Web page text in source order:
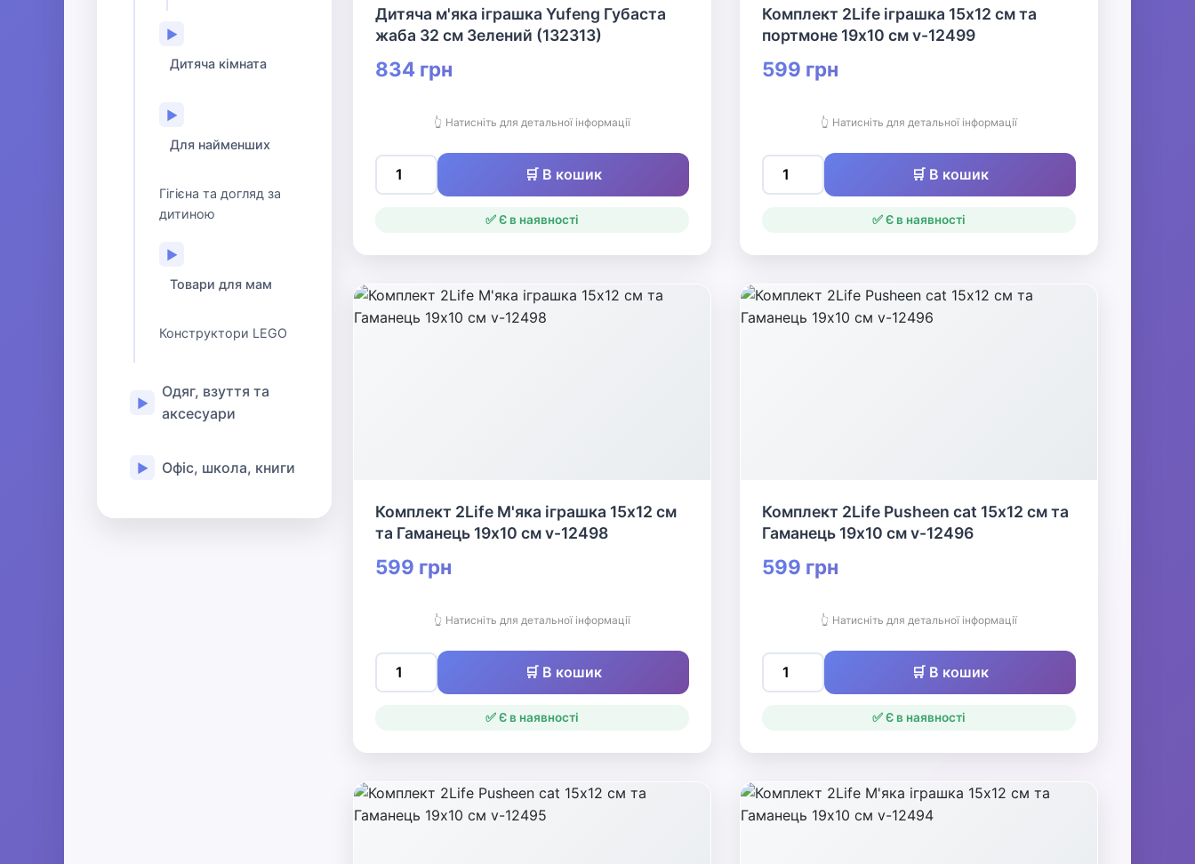
▶
Дитяча кімната
▶
Для найменших
Гігієна та догляд за
дитиною
▶
Товари для мам
Конструктори LEGO
▶
Одяг, взуття та
аксесуари
▶ Офіс, школа, книги
Дитяча м'яка іграшка Yufeng Губаста
жаба 32 см Зелений (132313)
834 грн
👆 Натисніть для детальної інформації
🛒 В кошик
✅ Є в наявності
Комплект 2Life іграшка 15х12 см та
портмоне 19х10 см v-12499
599 грн
👆 Натисніть для детальної інформації
🛒 В кошик
✅ Є в наявності
Комплект 2Life М'яка іграшка 15х12 см
та Гаманець 19х10 см v-12498
599 грн
👆 Натисніть для детальної інформації
🛒 В кошик
✅ Є в наявності
Комплект 2Life Pusheen cat 15х12 см та
Гаманець 19х10 см v-12496
599 грн
👆 Натисніть для детальної інформації
🛒 В кошик
✅ Є в наявності